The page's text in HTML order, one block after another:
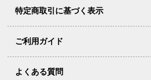
特定商取引に基づく表示
ご利用ガイド
よくある質問